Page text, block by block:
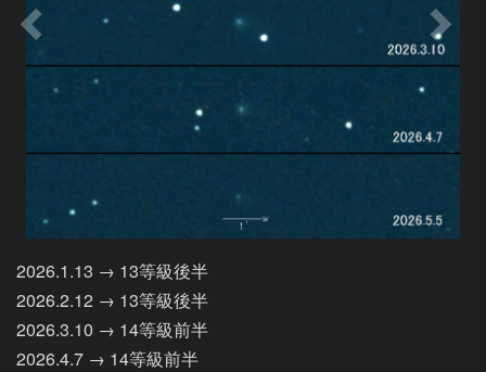
2026.1.13 → 13等級後半
2026.2.12 → 13等級後半
2026.3.10 → 14等級前半
2026.4.7 → 14等級前半